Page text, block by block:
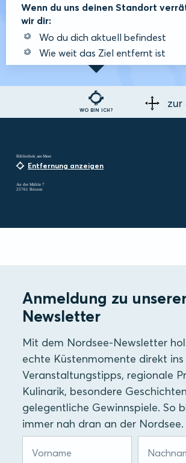
WO BIN ICH?
Wenn du uns deinen Standort
wir dir:
Wo du dich aktuell befindest
Wie weit das Ziel entfernt ist
zur
Bibliothek am Meer
Entfernung anzeigen
An der Mühle 7
25761 Büsum
Anmeldung zu
Newsletter
Mit dem Nordsee-Newsletter
echte Küstenmomente direkt
Veranstaltungstipps, regionale
Kulinarik, besondere
gelegentliche Gewinnspiele. So
immer nah dran an der Nordsee.